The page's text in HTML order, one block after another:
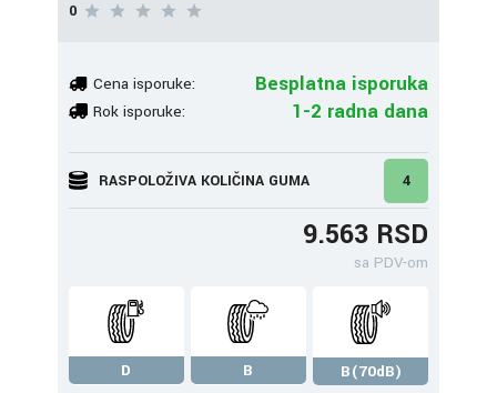
0
Cena isporuke: Besplatna isporuka
Rok isporuke: 1-2 radna dana
RASPOLOŽIVA KOLIČINA GUMA 4
9.563 RSD
sa PDV-om
D B
B(70dB)